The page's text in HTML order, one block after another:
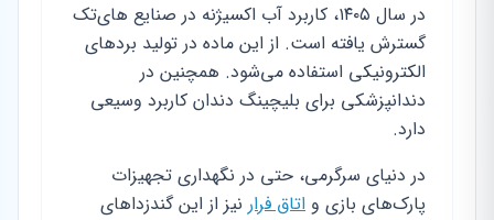
در سال ۱۴۰۵، کاربرد آب اکسیژنه در صنایع های‌تک
گسترش یافته است. از این ماده در تولید بردهای
الکترونیکی استفاده می‌شود. همچنین در
دندانپزشکی برای بلیچینگ دندان کاربرد وسیعی
دارد.
در دنیای سرگرمی، حتی در نگهداری تجهیزات
پارک‌های بازی و اتاق فرار نیز از این گندزداهای